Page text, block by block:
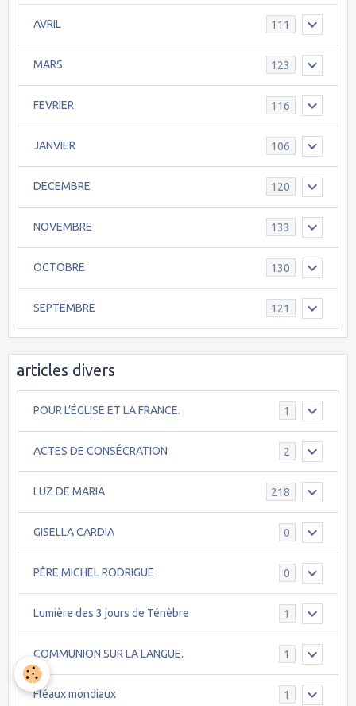
AVRIL 111
MARS 123
FEVRIER 116
JANVIER 106
DECEMBRE 120
NOVEMBRE 133
OCTOBRE 130
SEPTEMBRE 121
articles divers
POUR L’ÉGLISE ET LA FRANCE. 1
ACTES DE CONSÉCRATION 2
LUZ DE MARIA 218
GISELLA CARDIA 0
PÈRE MICHEL RODRIGUE 0
Lumière des 3 jours de Ténèbre 1
COMMUNION SUR LA LANGUE. 1
Fléaux mondiaux 1